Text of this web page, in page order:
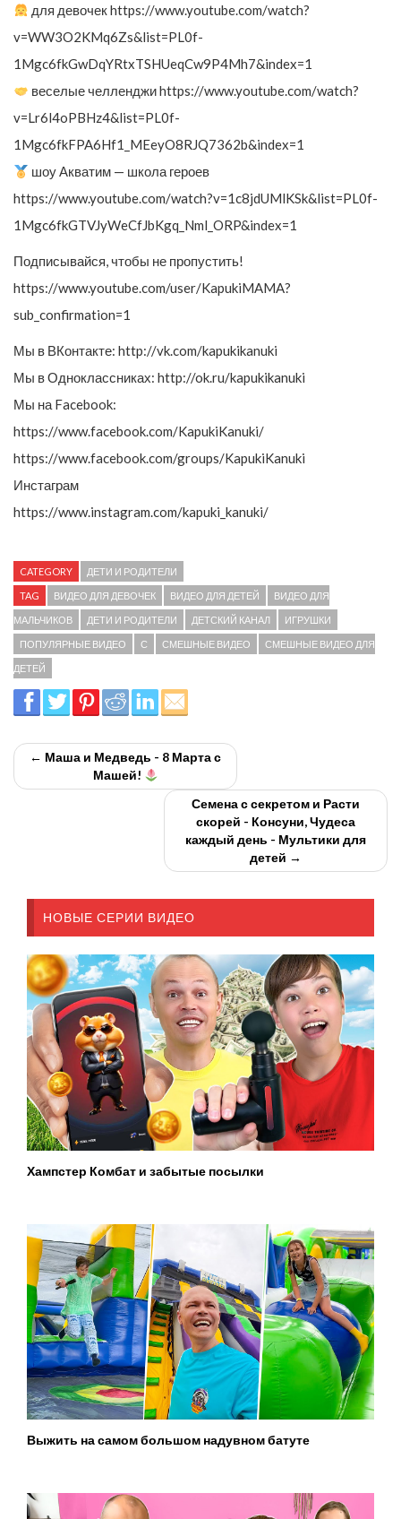
для девочек https://www.youtube.com/watch?
v=WW3O2KMq6Zs&list=PL0f-
1Mgc6fkGwDqYRtxTSHUeqCw9P4Mh7&index=1
веселые челленджи https://www.youtube.com/watch?
v=Lr6l4oPBHz4&list=PL0f-
1Mgc6fkFPA6Hf1_MEeyO8RJQ7362b&index=1
шоу Акватим — школа героев
https://www.youtube.com/watch?v=1c8jdUMlKSk&list=PL0f-
1Mgc6fkGTVJyWeCfJbKgq_Nml_ORP&index=1
Подписывайся, чтобы не пропустить!
https://www.youtube.com/user/KapukiMAMA?
sub_confirmation=1
Мы в ВКонтакте: http://vk.com/kapukikanuki
Мы в Одноклассниках: http://ok.ru/kapukikanuki
Мы на Facebook:
https://www.facebook.com/KapukiKanuki/
https://www.facebook.com/groups/KapukiKanuki
Инстаграм
https://www.instagram.com/kapuki_kanuki/
CATEGORY ДЕТИ И РОДИТЕЛИ
TAG ВИДЕО ДЛЯ ДЕВОЧЕК ВИДЕО ДЛЯ ДЕТЕЙ ВИДЕО ДЛЯ
МАЛЬЧИКОВ ДЕТИ И РОДИТЕЛИ ДЕТСКИЙ КАНАЛ ИГРУШКИ
ПОПУЛЯРНЫЕ ВИДЕО С СМЕШНЫЕ ВИДЕО СМЕШНЫЕ ВИДЕО ДЛЯ
ДЕТЕЙ
← Маша и Медведь - 8 Марта с
Машей!
Семена с секретом и Расти
скорей - Консуни, Чудеса
каждый день - Мультики для
детей →
НОВЫЕ СЕРИИ ВИДЕО
Хампстер Комбат и забытые посылки
Выжить на самом большом надувном батуте